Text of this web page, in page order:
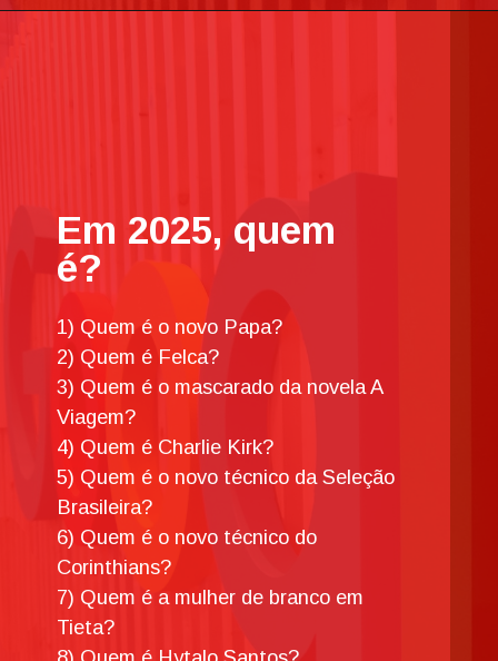
Em 2025, quem
é?
1) Quem é o novo Papa?
2) Quem é Felca?
3) Quem é o mascarado da novela A
Viagem?
4) Quem é Charlie Kirk?
5) Quem é o novo técnico da Seleção
Brasileira?
6) Quem é o novo técnico do
Corinthians?
7) Quem é a mulher de branco em
Tieta?